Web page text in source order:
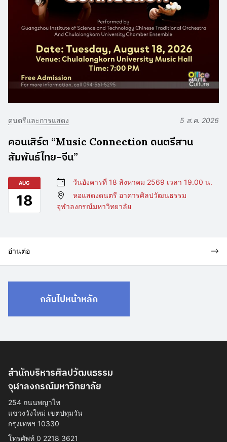
ดนตรีและการแสดง 5 ส.ค. 2026
คอนเสิร์ต “Music Connection ดนตรีสาน
สัมพันธ์ไทย–จีน”
AUG
18
วันอังคารที่ 18 สิงหาคม 2569 เวลา 19.00 น.
หอแสดงดนตรี อาคารศิลปวัฒนธรรม
จุฬาลงกรณ์มหาวิทยาลัย
อ่านต่อ
กลับไปหน้าหลัก
สำนักบริหารศิลปวัฒนธรรม
จุฬาลงกรณ์มหาวิทยาลัย
254 ถนนพญาไท
แขวงวังใหม่ เขตปทุมวัน
กรุงเทพฯ 10330
โทรศัพท์ 0 2218 3621